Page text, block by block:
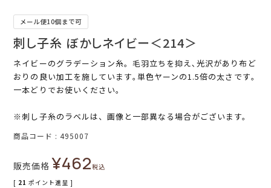
メール便10個まで可
刺し子糸 ぼかしネイビー＜214＞
ネイビーのグラデーション糸。毛羽立ちを抑え､光沢があり布ど
おりの良い加工を施しています｡単色ヤーンの1.5倍の太さです｡
一本どりでお使いください。
※刺し子糸のラベルは、画像と一部異なる場合がございます。
商品コード 495007
販売価格 ¥462税込
[ 21 ポイント進呈 ]